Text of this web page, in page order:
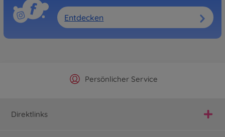
Entdecken
Offizieller Hersteller Shop
Persönlicher Service
Versandkostenfrei ab 25€
Schnelle Lieferung
Direktlinks